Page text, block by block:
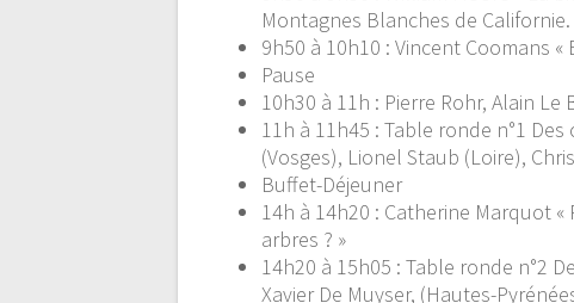
Montagnes Blanches de
9h50 à 10h10 :Vincent Coomans
Pause
10h30 à 11h : Pierre Rohr, Alain Le
11h à 11h45 :Table ronde n°1 Des
(Vosges), Lionel Staub (Loire),
Buffet-Déjeuner
14h à 14h20 : Catherine Marquot
arbres ? »
14h20 à 15h05 :Table ronde n°2
Xavier De Muyser, (Hautes-